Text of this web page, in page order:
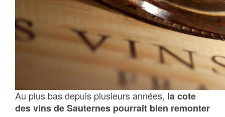
Au plus bas depuis plusieurs années, la cote
des vins de Sauternes pourrait bien remonter